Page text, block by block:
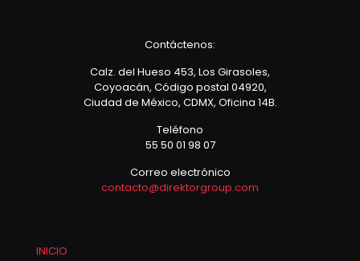
Contáctenos:
Calz. del Hueso 453, Los Girasoles,
Coyoacán, Código postal 04920,
Ciudad de México, CDMX, Oficina 14B.
Teléfono
55 50 01 98 07
Correo electrónico
contacto@direktorgroup.com
INICIO